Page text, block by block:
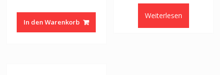
In den Warenkorb
Weiterlesen